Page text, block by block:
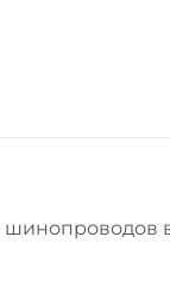
шинопроводов